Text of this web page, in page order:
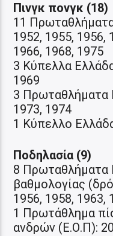
Πινγκ πονγκ (18)
11
1952, 1955, 1956,
1966, 1968, 1975
3 Κύπελλα
1969
3 Πρωταθλήματα
1973, 1974
1 Κύπελλο
Ποδηλασία (9)
8 Πρωταθλήματα
βαθμολογίας
1956, 1958, 1963,
1 Πρωτάθλημα
ανδρών (Ε.Ο.Π):